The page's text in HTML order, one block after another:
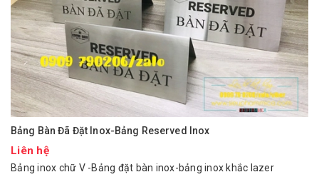
Bảng Bàn Đã Đặt Inox-Bảng Reserved Inox
Liên hệ
Bảng inox chữ V -Bảng đặt bàn inox-bảng inox khắc lazer